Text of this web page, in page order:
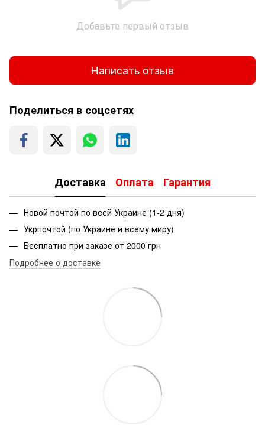
Добавьте первый отзыв
Написать отзыв
Поделиться в соцсетях
Доставка Оплата Гарантия
Новой почтой по всей Украине (1-2 дня)
Укрпочтой (по Украине и всему миру)
Бесплатно при заказе от 2000 грн
Подробнее о доставке